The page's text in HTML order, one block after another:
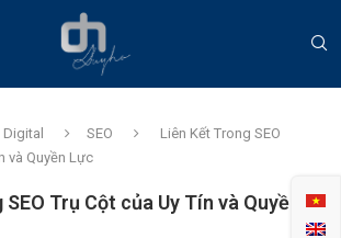
Digital SEO
Liên Kết Trong SEO
và Quyền Lực
Trụ Cột của Uy Tín và Quyền